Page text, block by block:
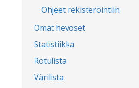
Ohjeet rekisteröintiin
Omat hevoset
Statistiikka
Rotulista
Värilista